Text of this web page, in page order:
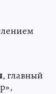
, главный